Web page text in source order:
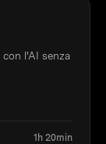
con l'AI senza
1h 20min